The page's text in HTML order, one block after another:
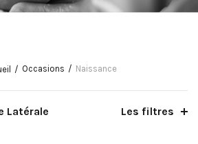
Occasions Naissance
Latérale Les filtres